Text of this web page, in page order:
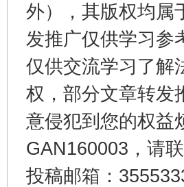
外），其版权均属
发推广仅供学习参
仅供交流学习了解
权，部分文章转发
意侵犯到您的权益
GAN160003，请
投稿邮箱：
这是一记警钟！